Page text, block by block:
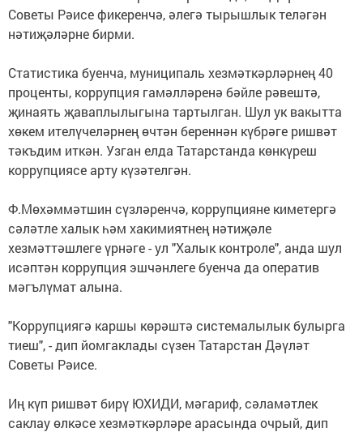
Советы Рәисе фикеренчә, әлегә тырышлык теләгән
нәтиҗәләрне бирми.
Статистика буенча, муниципаль хезмәткәрләрнең 40
проценты, коррупция гамәлләренә бәйле рәвештә,
җинаять җаваплылыгына тартылган. Шул ук вакытта
хөкем ителүчеләрнең өчтән береннән күбрәге ришвәт
тәкъдим иткән. Узган елда Татарстанда көнкүреш
коррупциясе арту күзәтелгән.
Ф.Мөхәммәтшин сүзләренчә, коррупцияне киметергә
сәләтле халык һәм хакимиятнең нәтиҗәле
хезмәттәшлеге үрнәге - ул "Халык контроле", анда шул
исәптән коррупция эшчәнлеге буенча да оператив
мәгълүмат алына.
"Коррупциягә каршы көрәштә системалылык булырга
тиеш", - дип йомгаклады сүзен Татарстан Дәүләт
Советы Рәисе.
Иң күп ришвәт бирү ЮХИДИ, мәгариф, сәламәтлек
саклау өлкәсе хезмәткәрләре арасында очрый, дип